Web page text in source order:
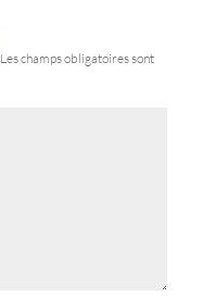
Les champs obligatoires sont